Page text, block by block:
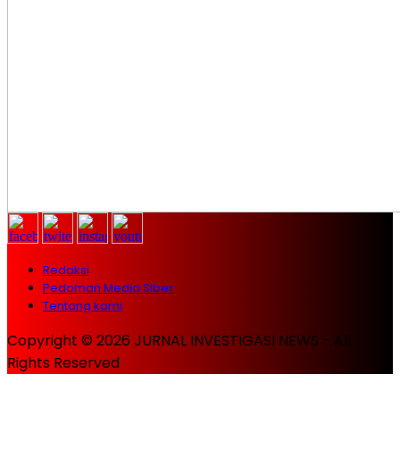
Redaksi
Pedoman Media Siber
Tentang kami
Copyright © 2026 JURNAL INVESTIGASI NEWS - All
Rights Reserved